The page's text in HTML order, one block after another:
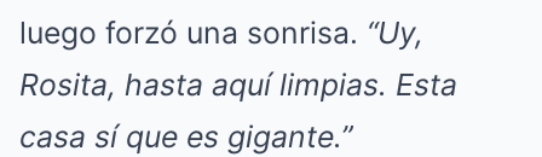
luego forzó una sonrisa. “Uy,
Rosita, hasta aquí limpias. Esta
casa sí que es gigante.”